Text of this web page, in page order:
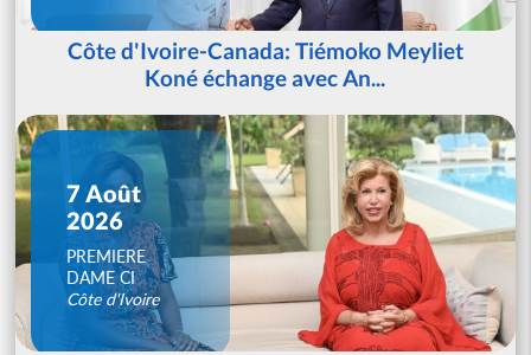
Côte d'Ivoire-Canada: Tiémoko Meyliet
Koné échange avec An...
7 Août
2026
PREMIERE
DAME CI
Côte d'Ivoire